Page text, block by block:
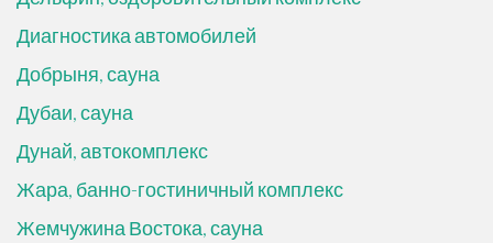
Диагностика автомобилей
Добрыня, сауна
Дубаи, сауна
Дунай, автокомплекс
Жара, банно-гостиничный комплекс
Жемчужина Востока, сауна